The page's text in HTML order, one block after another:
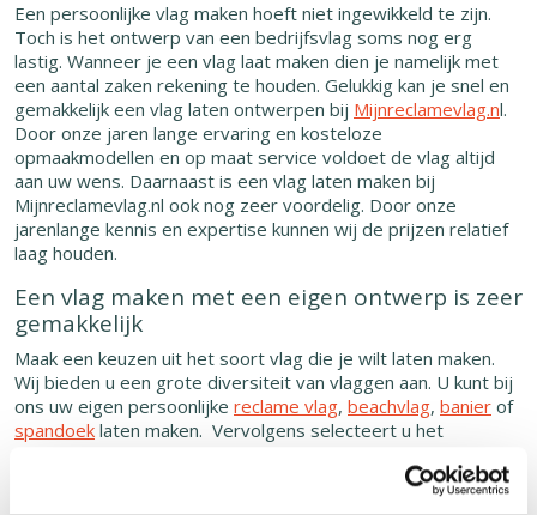
Een persoonlijke vlag maken hoeft niet ingewikkeld te zijn.
Toch is het ontwerp van een bedrijfsvlag soms nog erg
lastig. Wanneer je een vlag laat maken dien je namelijk met
een aantal zaken rekening te houden. Gelukkig kan je snel en
gemakkelijk een vlag laten ontwerpen bij Mijnreclamevlag.nl.
Door onze jaren lange ervaring en kosteloze
opmaakmodellen en op maat service voldoet de vlag altijd
aan uw wens. Daarnaast is een vlag laten maken bij
Mijnreclamevlag.nl ook nog zeer voordelig. Door onze
jarenlange kennis en expertise kunnen wij de prijzen relatief
laag houden.
Een vlag maken met een eigen ontwerp is zeer
gemakkelijk
Maak een keuzen uit het soort vlag die je wilt laten maken.
Wij bieden u een grote diversiteit van vlaggen aan. U kunt bij
ons uw eigen persoonlijke reclame vlag, beachvlag, banier of
spandoek laten maken. Vervolgens selecteert u het
in en eventuele opmerkingen. Nadat u de betaling heeft
voldaan ontvang u een bevestigingsmail met een link waar u